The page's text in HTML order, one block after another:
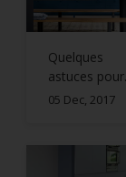
Quelques
astuces pour
associer les
05 Dec, 2017